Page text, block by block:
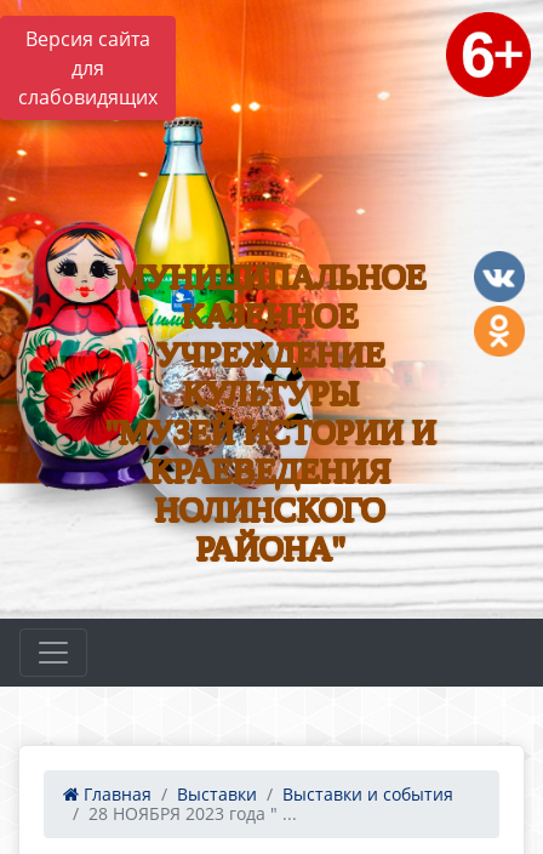
Версия сайта
для
слабовидящих
МУНИЦИПАЛЬНОЕ
КАЗЕННОЕ
УЧРЕЖДЕНИЕ
КУЛЬТУРЫ
"МУЗЕЙ ИСТОРИИ И
КРАЕВЕДЕНИЯ
НОЛИНСКОГО
РАЙОНА"
Главная Выставки
Выставки и события
28 НОЯБРЯ 2023 года " ...